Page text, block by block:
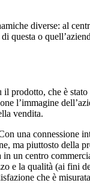
diverse: al
questa o
che è
l’immagine
vendita.
una connessione
ma piuttosto della
un centro
e la qualità (ai fini
che è